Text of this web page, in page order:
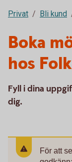
Privat Bli kund
Boka
hos
Fyll i dina
dig.
För att